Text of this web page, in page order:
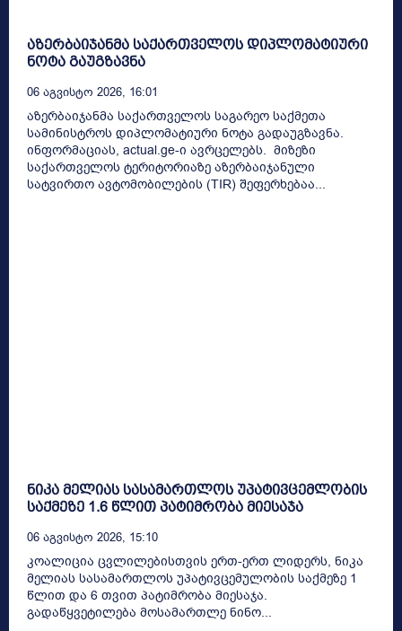
აზერბაიჯანმა საქართველოს დიპლომატიური
ნოტა გაუგზავნა
06 Აგვისტო 2026, 16:01
აზერბაიჯანმა საქართველოს საგარეო საქმეთა
სამინისტროს დიპლომატიური ნოტა გადაუგზავნა.
ინფორმაციას, actual.ge-ი ავრცელებს. მიზეზი
საქართველოს ტერიტორიაზე აზერბაიჯანული
სატვირთო ავტომობილების (TIR) შეფერხებაა...
ნიკა მელიას სასამართლოს უპატივცემლობის
საქმეზე 1.6 წლით პატიმრობა მიესაჯა
06 Აგვისტო 2026, 15:10
კოალიცია ცვლილებისთვის ერთ-ერთ ლიდერს, ნიკა
მელიას სასამართლოს უპატივცემულობის საქმეზე 1
წლით და 6 თვით პატიმრობა მიესაჯა.
გადაწყვეტილება მოსამართლე ნინო...